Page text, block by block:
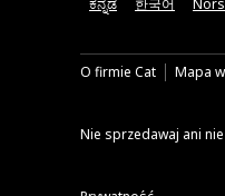
ಕನ್ನಡ 한국어
O firmie Cat Mapa
Nie sprzedawaj ani